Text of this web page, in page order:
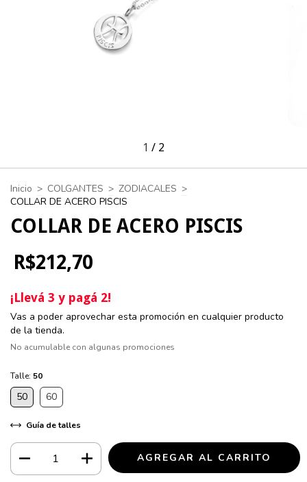
1 / 2
Inicio > COLGANTES > ZODIACALES >
COLLAR DE ACERO PISCIS
COLLAR DE ACERO PISCIS
R$212,70
¡Llevá 3 y pagá 2!
Vas a poder aprovechar esta promoción en cualquier producto
de la tienda.
No acumulable con algunas promociones
Talle: 50
50 60
Guía de talles